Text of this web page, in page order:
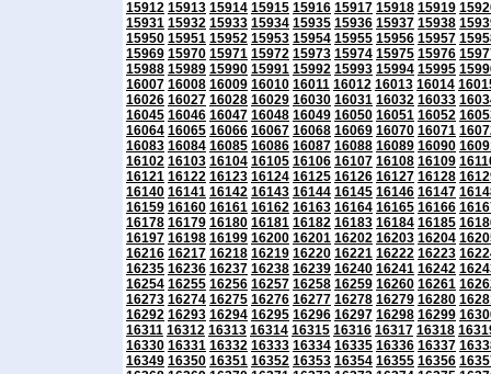
15912 15913 15914 15915 15916 15917 15918 15919
15931 15932 15933 15934 15935 15936 15937 15938
15950 15951 15952 15953 15954 15955 15956 15957
15969 15970 15971 15972 15973 15974 15975 15976
15988 15989 15990 15991 15992 15993 15994 15995
16007 16008 16009 16010 16011 16012 16013 16014
16026 16027 16028 16029 16030 16031 16032 16033
16045 16046 16047 16048 16049 16050 16051 16052
16064 16065 16066 16067 16068 16069 16070 16071
16083 16084 16085 16086 16087 16088 16089 16090
16102 16103 16104 16105 16106 16107 16108 16109
16121 16122 16123 16124 16125 16126 16127 16128
16140 16141 16142 16143 16144 16145 16146 16147
16159 16160 16161 16162 16163 16164 16165 16166
16178 16179 16180 16181 16182 16183 16184 16185
16197 16198 16199 16200 16201 16202 16203 16204
16216 16217 16218 16219 16220 16221 16222 16223
16235 16236 16237 16238 16239 16240 16241 16242
16254 16255 16256 16257 16258 16259 16260 16261
16273 16274 16275 16276 16277 16278 16279 16280
16292 16293 16294 16295 16296 16297 16298 16299
16311 16312 16313 16314 16315 16316 16317 16318
16330 16331 16332 16333 16334 16335 16336 16337
16349 16350 16351 16352 16353 16354 16355 16356